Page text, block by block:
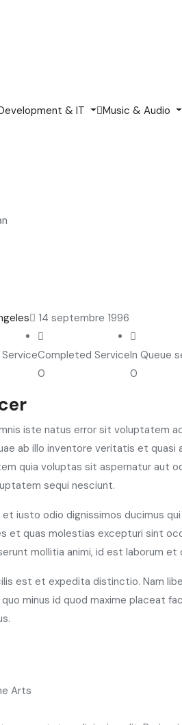
& IT Music & Audio
14 septembre 1996
Completed Service
0
In Queue
0
iste natus error sit voluptatem
ab illo inventore veritatis et
quia voluptas sit aspernatur aut
sequi nesciunt.
iusto odio dignissimos ducimus
et quas molestias excepturi sint
mollitia animi, id est laborum et
est et expedita distinctio. Nam
minus id quod maxime placeat
Arts